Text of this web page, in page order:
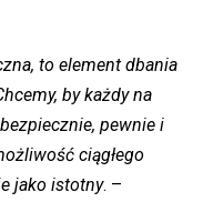
to element dbania
by każdy na
pewnie i
ciągłego
jako istotny. –